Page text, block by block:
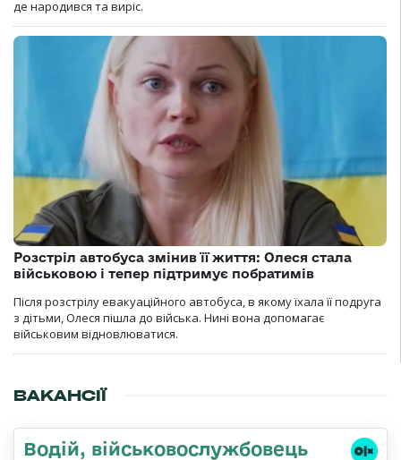
де народився та виріс.
Розстріл автобуса змінив її життя: Олеся стала
військовою і тепер підтримує побратимів
Після розстрілу евакуаційного автобуса, в якому їхала її подруга
з дітьми, Олеся пішла до війська. Нині вона допомагає
військовим відновлюватися.
ВАКАНСІЇ
Водій, військовослужбовець